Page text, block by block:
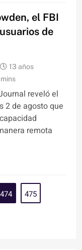
el FBI
de
13 años
mins
reveló el
2 de agosto que
remota
474
475